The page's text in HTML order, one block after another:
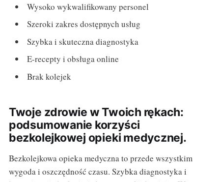
Wysoko wykwalifikowany personel
Szeroki zakres dostępnych usług
Szybka i skuteczna diagnostyka
E-recepty i obsługa online
Brak kolejek
Twoje zdrowie w Twoich rękach:
podsumowanie korzyści
bezkolejkowej opieki medycznej.
Bezkolejkowa opieka medyczna to przede wszystkim
wygoda i oszczędność czasu. Szybka diagnostyka i